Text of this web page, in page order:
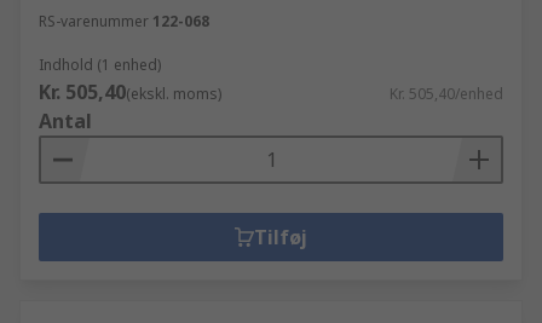
RS-varenummer 122-068
Indhold (1 enhed)
Kr. 505,40(ekskl. moms) Kr. 505,40/enhed
Antal
Tilføj